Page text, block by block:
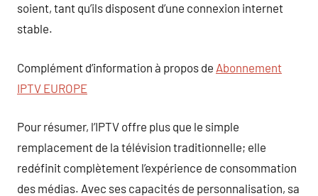
soient, tant qu’ils disposent d’une connexion internet
stable.
Complément d’information à propos de Abonnement
IPTV EUROPE
Pour résumer, l’IPTV offre plus que le simple
remplacement de la télévision traditionnelle; elle
redéfinit complètement l’expérience de consommation
des médias. Avec ses capacités de personnalisation, sa